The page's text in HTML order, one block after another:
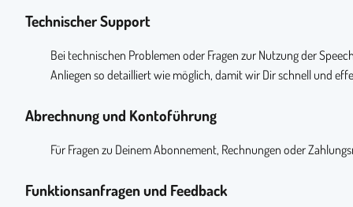
Technischer Support
Bei technischen Problemen oder Fragen zur Nutzung der
Anliegen so detailliert wie möglich, damit wir Dir schnell und
Abrechnung und Kontoführung
Für Fragen zu Deinem Abonnement, Rechnungen oder
Funktionsanfragen und Feedback